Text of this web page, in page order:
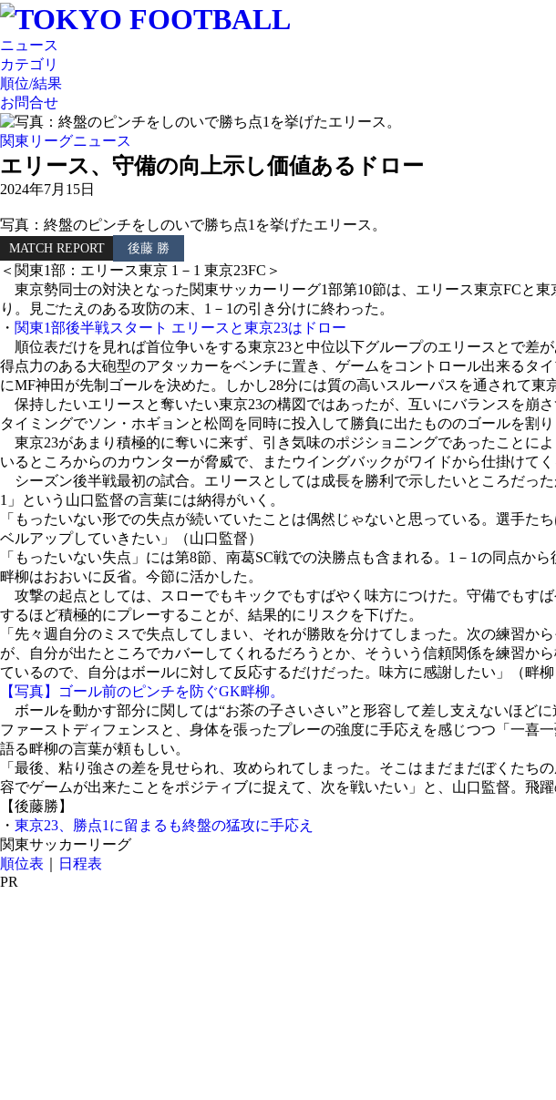
ニュース
カテゴリ
順位/結果
お問合せ
関東リーグニュース
エリース、守備の向上示し価値あるドロー
2024年7月15日
写真：終盤のピンチをしのいで勝ち点1を挙げたエリース。
MATCH REPORT 後藤 勝
＜関東1部：エリース東京 1－1 東京23FC＞
東京勢同士の対決となった関東サッカーリーグ1部第10節は、エリース東京FCと
り。見ごたえのある攻防の末、1－1の引き分けに終わった。
・ 関東1部後半戦スタート エリースと東京23はドロー
順位表だけを見れば首位争いをする東京23と中位以下グループのエリースとで差
得点力のある大砲型のアタッカーをベンチに置き、ゲームをコントロール出来るタ
にMF神田が先制ゴールを決めた。しかし28分には質の高いスルーパスを通されて東
保持したいエリースと奪いたい東京23の構図ではあったが、互いにバランスを崩
タイミングでソン・ホギョンと松岡を同時に投入して勝負に出たもののゴールを割
東京23があまり積極的に奪いに来ず、引き気味のポジショニングであったことに
いるところからのカウンターが脅威で、またウイングバックがワイドから仕掛けて
シーズン後半戦最初の試合。エリースとしては成長を勝利で示したいところだっ
1」という山口監督の言葉には納得がいく。
「もったいない形での失点が続いていたことは偶然じゃないと思っている。選手
ベルアップしていきたい」（山口監督）
「もったいない失点」には第8節、南葛SC戦での決勝点も含まれる。1－1の同点
畔柳はおおいに反省。今節に活かした。
攻撃の起点としては、スローでもキックでもすばやく味方につけた。守備でもす
するほど積極的にプレーすることが、結果的にリスクを下げた。
「先々週自分のミスで失点してしまい、それが勝敗を分けてしまった。次の練習
が、自分が出たところでカバーしてくれるだろうとか、そういう信頼関係を練習か
ているので、自分はボールに対して反応するだけだった。味方に感謝したい」（畔柳
【写真】ゴール前のピンチを防ぐGK畔柳。
ボールを動かす部分に関しては“お茶の子さいさい”と形容して差し支えないほど
ファーストディフェンスと、身体を張ったプレーの強度に手応えを感じつつ「一喜
語る畔柳の言葉が頼もしい。
「最後、粘り強さの差を見せられ、攻められてしまった。そこはまだまだぼくた
容でゲームが出来たことをポジティブに捉えて、次を戦いたい」と、山口監督。飛
【後藤勝】
・ 東京23、勝点1に留まるも終盤の猛攻に手応え
関東サッカーリーグ
順位表
日程表
PR